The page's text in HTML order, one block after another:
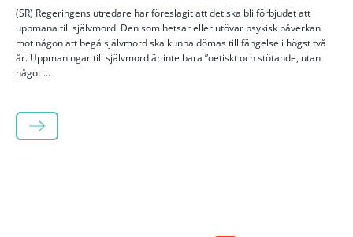
(SR) Regeringens utredare har föreslagit att det ska bli förbjudet att
uppmana till självmord. Den som hetsar eller utövar psykisk påverkan
mot någon att begå självmord ska kunna dömas till fängelse i högst två
år. Uppmaningar till självmord är inte bara ”oetiskt och stötande, utan
något ...
LÄS MER